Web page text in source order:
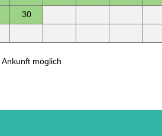
30
Ankunft möglich